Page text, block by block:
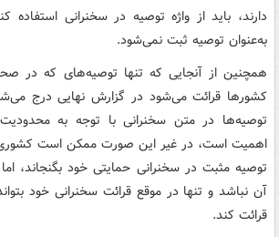
دارند، باید از واژه توصیه در سخنرانی
به‌عنوان توصیه ثبت نمی‌شود.
همچنین از آنجایی که تنها توصیه‌های که در
کشورها قرائت می‌شود در گزارش نهایی درج
توصیه‌ها در متن سخنرانی با توجه به محدودیت
اهمیت است، در غیر این صورت ممکن است
توصیه مثبت در سخنرانی حمایتی خود بگنجاند،
آن نباشد و تنها در موقع قرائت سخنرانی خود
قرائت کند.